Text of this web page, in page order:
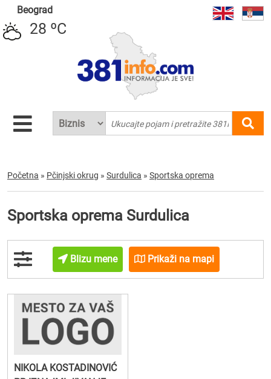
Beograd
28 ºC
Početna » Pčinjski okrug » Surdulica » Sportska oprema
Sportska oprema Surdulica
Blizu mene Prikaži na mapi
NIKOLA KOSTADINOVIĆ